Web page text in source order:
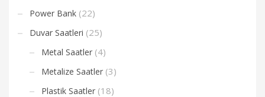
Power Bank (22)
Duvar Saatleri (25)
Metal Saatler (4)
Metalize Saatler (3)
Plastik Saatler (18)